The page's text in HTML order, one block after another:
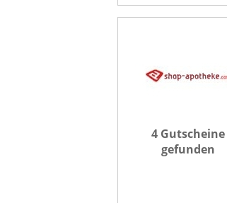
4 Gutscheine
gefunden